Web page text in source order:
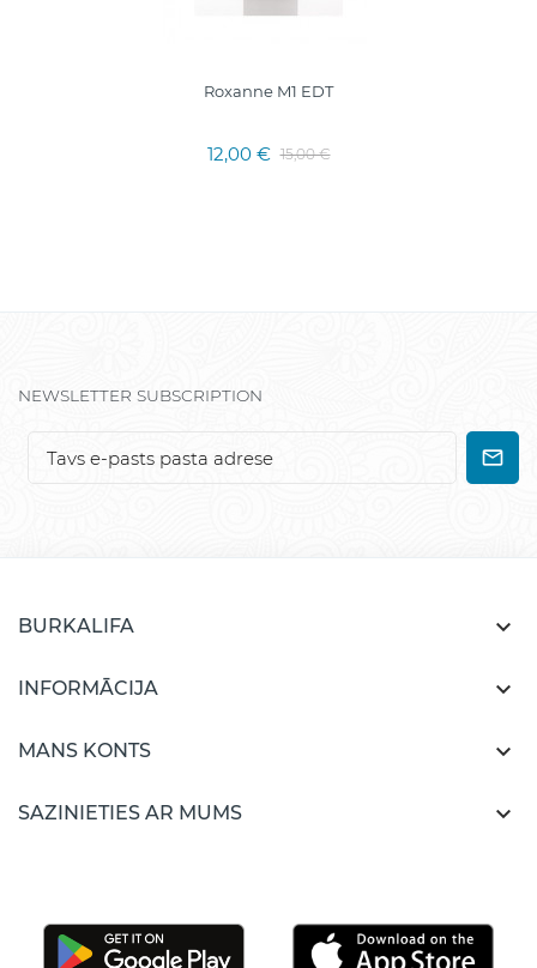
Roxanne M1 EDT
12,00 € 15,00 €
NEWSLETTER SUBSCRIPTION
BURKALIFA 
INFORMĀCIJA 
MANS KONTS 
SAZINIETIES AR MUMS 